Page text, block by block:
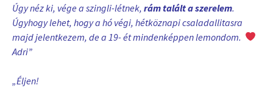
Úgy néz ki, vége a szingli-létnek, rám talált a szerelem.
Úgyhogy lehet, hogy a hó végi, hétköznapi csaladallitasra
majd jelentkezem, de a 19- ét mindenképpen lemondom.
Adri”
„Éljen!